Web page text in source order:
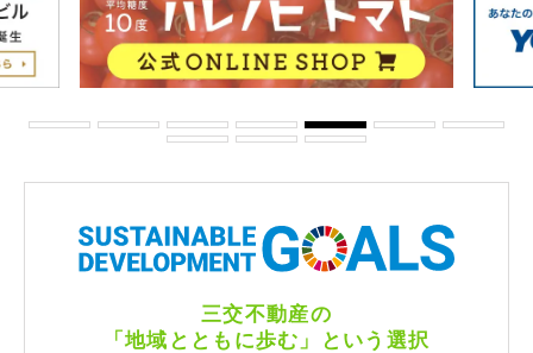
三交不動産の
「地域とともに歩む」という選択